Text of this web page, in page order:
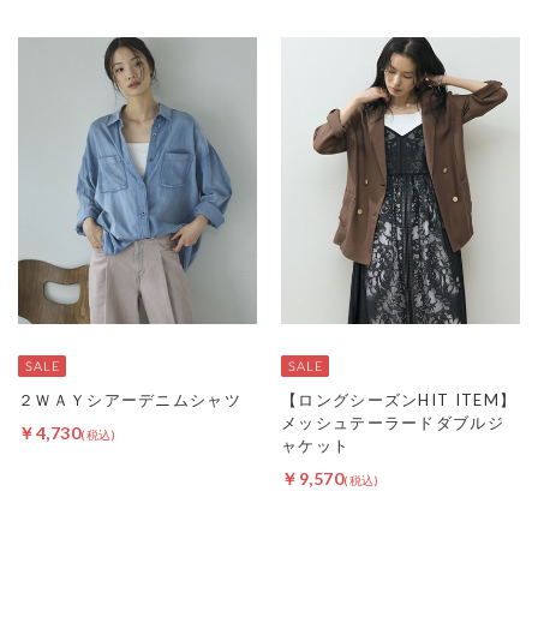
２ＷＡＹシアーデニムシャツ
￥4,730
【ロングシーズンHIT ITEM】
メッシュテーラードダブルジ
ャケット
￥9,570